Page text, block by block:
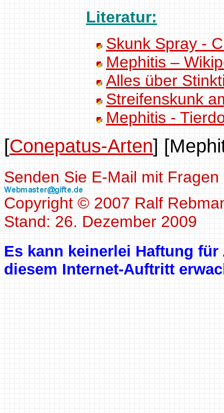
Literatur:
Skunk Spray -
Mephitis –
Alles über
Streifenskunk
Mephitis -
[Conepatus-Arten]
Senden Sie E-Mail mit
Copyright © 2007 Ralf
Stand: 26. Dezember 2009
Es kann keinerlei Haftung
diesem Internet-Auftritt